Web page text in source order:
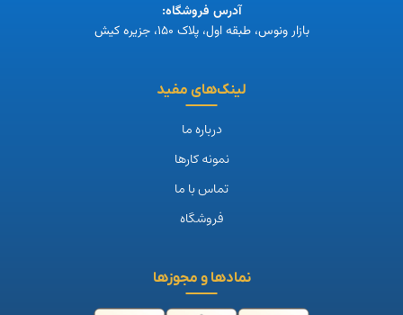
آدرس فروشگاه:
بازار ونوس، طبقه اول، پلاک ۱۵۰، جزیره کیش
لینک‌های مفید
درباره ما
نمونه کارها
تماس با ما
فروشگاه
نمادها و مجوزها